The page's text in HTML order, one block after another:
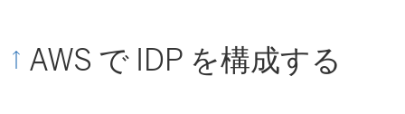
が
AWS で IDP を構成する